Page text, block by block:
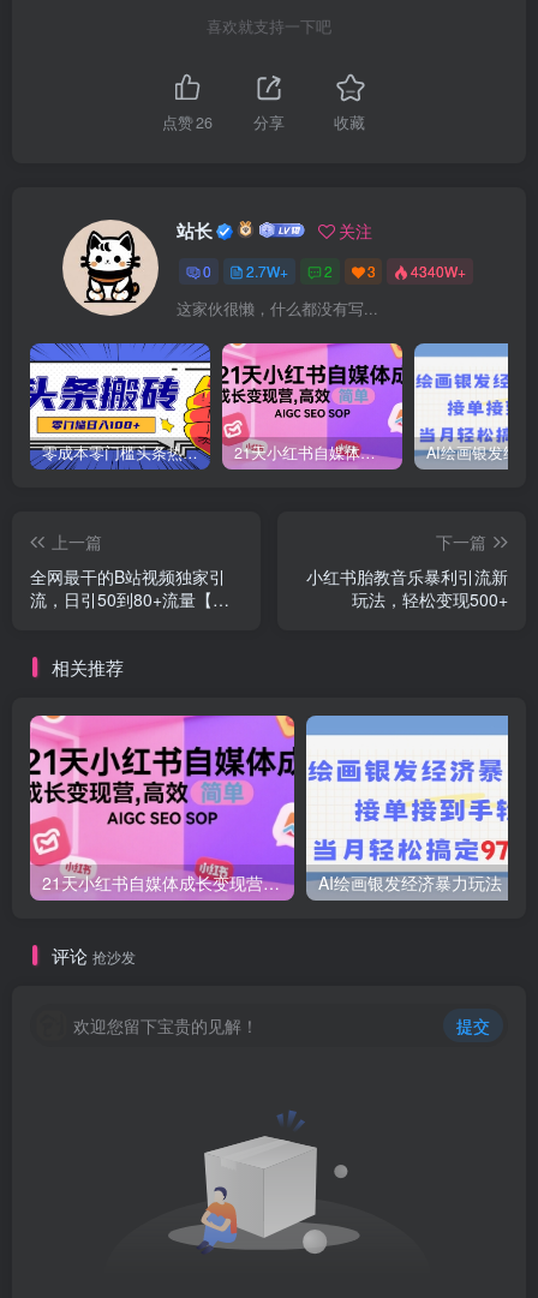
喜欢就支持一下吧
点赞26 分享 收藏
站长 关注
0 2.7W+ 2 3 4340W+
这家伙很懒，什么都没有写...
零成本零门槛头条热点搬运术，零门槛日入100+，工具+教程全部附上 21天小红书自媒体成长变现营，高效 简单 AIGC SEO SOP
上一篇
全网最干的B站视频独家引
流，日引50到80+流量【揭
下一篇
小红书胎教音乐暴利引流新
玩法，轻松变现500+
相关推荐
21天小红书自媒体成长变现营，高效 简单 AIGC SEO SOP
评论 抢沙发
欢迎您留下宝贵的见解！ 提交